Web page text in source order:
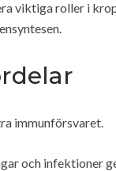
viktiga roller i
immunförsvaret.
och infektioner